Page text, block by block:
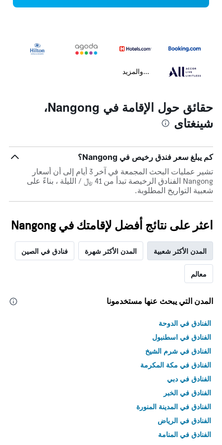
...والمزيد
حقائق حول الإقامة في Nangong،
شينغتاى
كم يبلغ سعر فندق رخيص في Nangong؟
تشير عمليات البحث المجمعة في آخر 3 أيام إلى أن أسعار
Nangong الفنادق الرخيصة تبدأ من 41 ﷼ / الليلة ، بناءً على
شعبية التواريخ المطلوبة.
اعثر على نتائج أفضل لإقامتك في Nangong
المدن الأكثر شعبية المدن الأكثر شهرة فنادق في الصين
معالم
المدن التي يبحث عنها مستخدمونا
الفنادق في الدوحة
الفنادق في اسطنبول
الفنادق في شرم الشيخ
الفنادق في مكة المكرمة
الفنادق في دبي
الفنادق في الخبر
الفنادق في المدينة المنورة
الفنادق في الرياض
الفنادق في المنامة